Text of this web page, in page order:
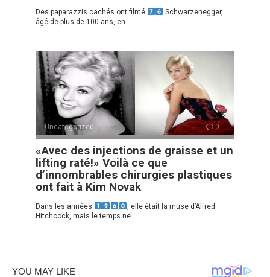
Des paparazzis cachés ont filmé
Schwarzenegger,
âgé de plus de 100 ans, en
Uncategorized 0
«Avec des injections de graisse et un
lifting raté!» Voilà ce que
d’innombrables chirurgies plastiques
ont fait à Kim Novak
Dans les années
, elle était la muse d’Alfred
Hitchcock, mais le temps ne